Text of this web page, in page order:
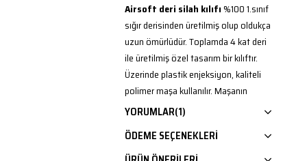
Airsoft deri silah kılıfı%100 1.sınıf
sığır derisinden üretilmiş olup oldukça
uzun ömürlüdür. Toplamda 4 kat deri
ile üretilmiş özel tasarım bir kılıftır.
Üzerinde plastik enjeksiyon, kaliteli
polimer maşa kullanılır. Maşanın
altındaki çentik sayesinde kemerden
Boy : 12 cm.) ( Toka iç ölçüsü 5 cm).
Orta ebatlı şarjörlü tüm tabancalara
YORUMLAR(1)
ÖDEME SEÇENEKLERI